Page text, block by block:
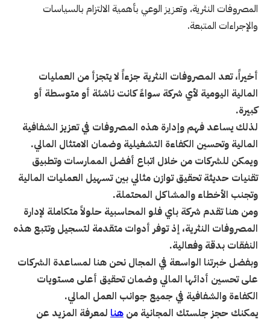
المصروفات النثرية، وتعزيز الوعي بأهمية الالتزام بالسياسات
والإجراءات المتبعة.
أخيراً، تعد المصروفات النثرية جزءاً لا يتجزأ من العمليات
المالية اليومية لأي شركة سواءً كانت ناشئة أو متوسطة أو
كبيرة.
لذلك يساعد فهم وإدارة هذه المصروفات في تعزيز الشفافية
المالية وتحسين الكفاءة التشغيلية وضمان الامتثال المالي.
ويمكن للشركات من خلال اتباع أفضل الممارسات وتطبيق
تقنيات حديثة تحقيق توازن مثالي بين تسهيل العمليات المالية
وتجنب الأخطاء والمشاكل المحتملة.
ومن هنا تقدم شركة باي فلو المحاسبية حلولاً متكاملة لإدارة
المصروفات النثرية، إذ توفر أدوات متقدمة لتسجيل وتتبع هذه
النفقات بدقة وفعالية.
وبفضل خبرتنا الواسعة في المجال نحن هنا لمساعدة الشركات
على تحسين أدائها المالي وضمان تحقيق أعلى مستويات
الكفاءة والشفافية في جميع جوانب العمل المالي.
يمكنك حجز جلستك المجانية من هنا لمعرفة المزيد عن